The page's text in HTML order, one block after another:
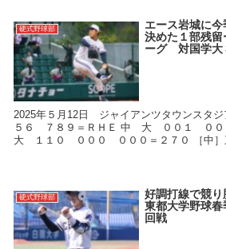
硬式野球部
エース岩城に
決めた１部残留
ーグ 対国学大
2025年５月12日 ジャイアンツタウンスタ
５６ ７８９＝ＲＨＥ 中 大 ００１ ００
大 １１０ ０００ ０００＝２７０ ［中］
硬式野球部
好調打線で競
東都大学野球
回戦